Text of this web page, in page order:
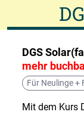
DGS
mehr
Für Neulinge +
Mit dem Kurs